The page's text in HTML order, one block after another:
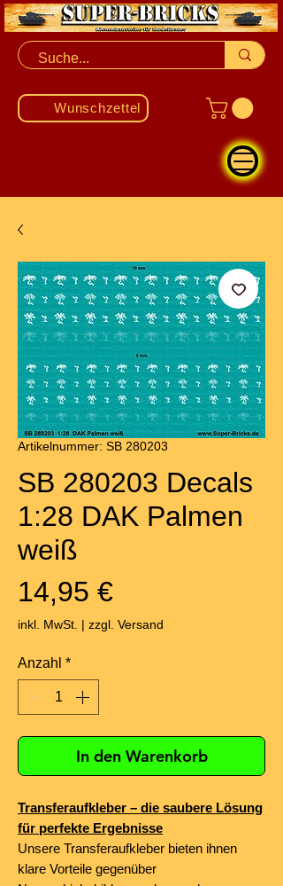
Wunschzettel
Artikelnummer: SB 280203
SB 280203 Decals
1:28 DAK Palmen
weiß
14,95 €Preis
inkl. MwSt. | zzgl. Versand
Anzahl *
In den Warenkorb
Transferaufkleber – die saubere Lösung
für perfekte Ergebnisse
Unsere Transferaufkleber bieten ihnen
klare Vorteile gegenüber